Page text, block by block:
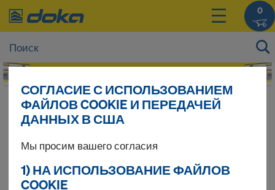
0
Цены на Ваши продукты Вы можете увидеть
послевхода в систему
Pine Tree
СОГЛАСИЕ С ИСПОЛЬЗОВАНИЕМ
ФАЙЛОВ COOKIE И ПЕРЕДАЧЕЙ
ДАННЫХ В США
Мы просим вашего согласия
1) НА ИСПОЛЬЗОВАНИЕ ФАЙЛОВ
COOKIE